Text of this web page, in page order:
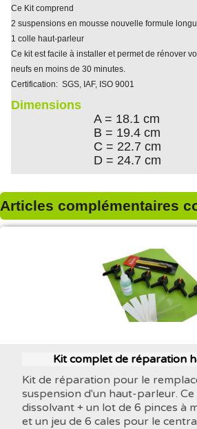
Ce Kit comprend
2 suspensions en mousse nouvelle formule
1 colle haut-parleur
Ce kit est facile à installer et permet de rénover
neufs en moins de 30 minutes.
Certification: SGS, IAF, ISO 9001
Dimensions
A = 18.1 cm
B = 19.4 cm
C = 22.7 cm
D = 24.7 cm
Articles complémentaires
Kit complet de réparation
Kit de réparation pour le
suspension d'un haut-parleur.
dissolvant + un lot de 6 pinces à
et un jeu de 6 cales pour le